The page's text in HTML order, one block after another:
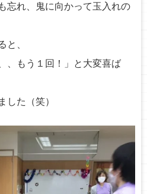
忘れ、鬼に向かって玉入れの
と、
、もう１回！」と大変喜ば
した（笑）